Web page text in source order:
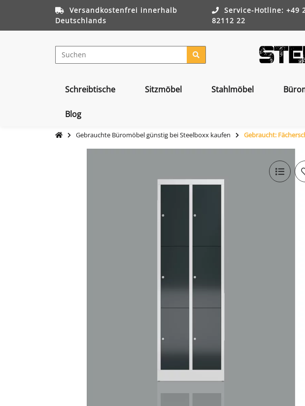
Versandkostenfrei innerhalb
Deutschlands
Service-Hotline: +49
82112 22
Schreibtische Sitzmöbel Stahlmöbel
Blog
Gebrauchte Büromöbel günstig bei Steelboxx kaufen Gebraucht: